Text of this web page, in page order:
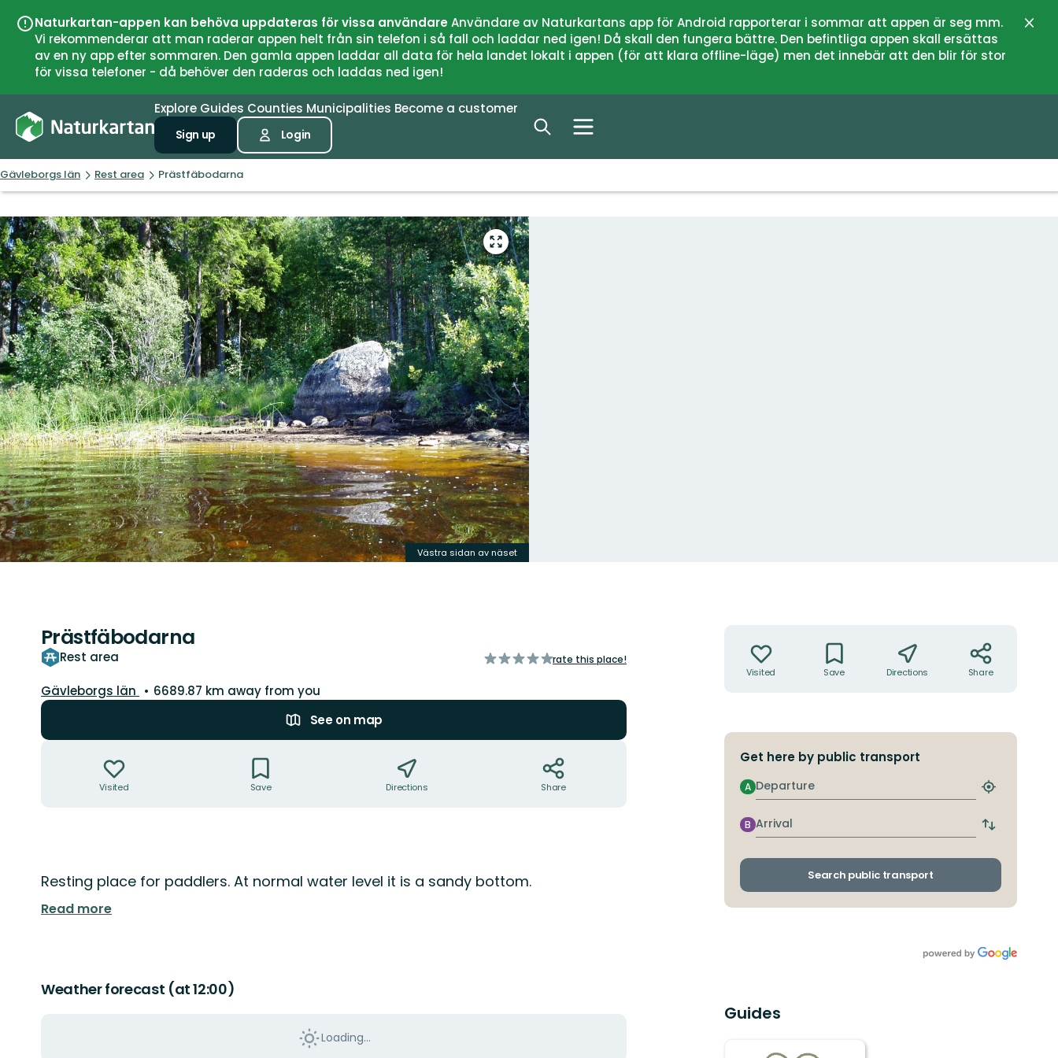
Naturkartan-appen kan behöva uppdateras för vissa användareAnvändare av Naturkartans app för Android rapporterar i sommar att appen är seg mm.
Vi rekommenderar att man raderar appen helt från sin telefon i så fall och laddar ned igen! Då skall den fungera bättre. Den befintliga appen skall ersättas
av en ny app efter sommaren. Den gamla appen laddar all data för hela landet lokalt i appen (för att klara offline-läge) men det innebär att den blir för stor
för vissa telefoner - då behöver den raderas och laddas ned igen!
Close
Explore Guides Counties Municipalities Become a customer
Sign up Login
Gävleborgs län Rest area Prästfäbodarna
Enter
fullscreen
Västra sidan av näset
Prästfäbodarna
Rest area
of
rate this place!
County:
Gävleborgs län
6689.87 km away from you
See on map
Visited Save Directions Share
Description
Resting place for paddlers. At normal water level it is a sandy bottom.
Read more
Weather forecast (at 12:00)
Loading...
Visited Save Directions Share
Get here by public transport
Departure
A
Find
stop
Arrival
B
Switch
and
stops
Search public transport
Guides